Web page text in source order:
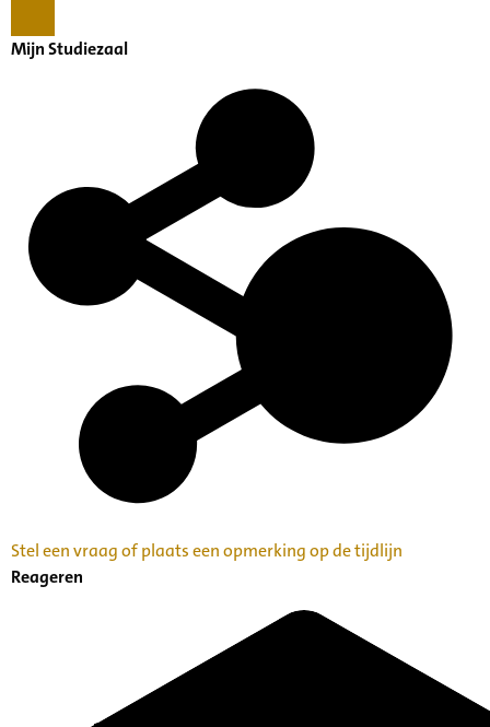
Mijn Studiezaal
Stel een vraag of plaats een opmerking op de tijdlijn
Reageren